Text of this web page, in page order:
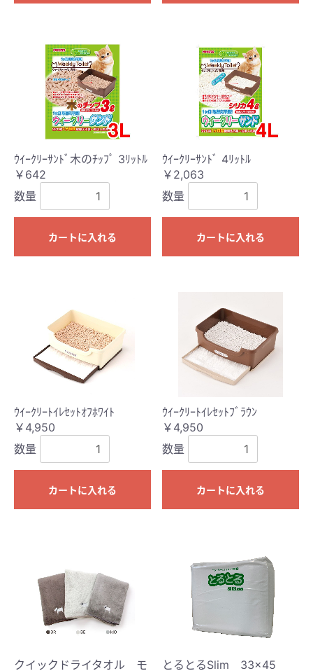
ｳｲｰｸﾘｰｻﾝﾄﾞ木のﾁｯﾌﾟ 3ﾘｯﾄﾙ
￥642
数量
カートに入れる
ｳｲｰｸﾘｰｻﾝﾄﾞ 4ﾘｯﾄﾙ
￥2,063
数量
カートに入れる
ｳｲｰｸﾘｰﾄｲﾚｾｯﾄｵﾌﾎﾜｲﾄ
￥4,950
数量
カートに入れる
ｳｲｰｸﾘｰﾄｲﾚｾｯﾄﾌﾞﾗｳﾝ
￥4,950
数量
カートに入れる
クイックドライタオル モ とるとるSlim 33×45